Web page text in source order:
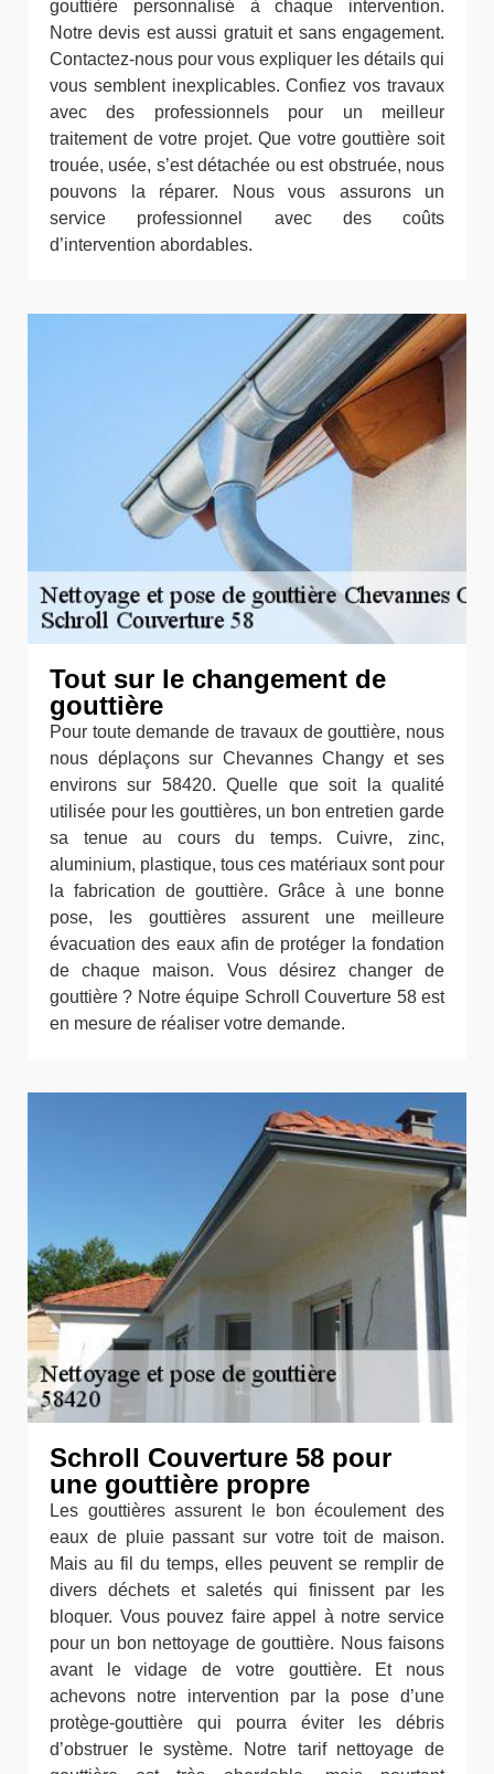
gouttière personnalisé à chaque intervention.
Notre devis est aussi gratuit et sans engagement.
Contactez-nous pour vous expliquer les détails qui
vous semblent inexplicables. Confiez vos travaux
avec des professionnels pour un meilleur
traitement de votre projet. Que votre gouttière soit
trouée, usée, s’est détachée ou est obstruée, nous
pouvons la réparer. Nous vous assurons un
service professionnel avec des coûts
d’intervention abordables.
Tout sur le changement de
gouttière
Pour toute demande de travaux de gouttière, nous
nous déplaçons sur Chevannes Changy et ses
environs sur 58420. Quelle que soit la qualité
utilisée pour les gouttières, un bon entretien garde
sa tenue au cours du temps. Cuivre, zinc,
aluminium, plastique, tous ces matériaux sont pour
la fabrication de gouttière. Grâce à une bonne
pose, les gouttières assurent une meilleure
évacuation des eaux afin de protéger la fondation
de chaque maison. Vous désirez changer de
gouttière ? Notre équipe Schroll Couverture 58 est
en mesure de réaliser votre demande.
Schroll Couverture 58 pour
une gouttière propre
Les gouttières assurent le bon écoulement des
eaux de pluie passant sur votre toit de maison.
Mais au fil du temps, elles peuvent se remplir de
divers déchets et saletés qui finissent par les
bloquer. Vous pouvez faire appel à notre service
pour un bon nettoyage de gouttière. Nous faisons
avant le vidage de votre gouttière. Et nous
achevons notre intervention par la pose d’une
protège-gouttière qui pourra éviter les débris
d’obstruer le système. Notre tarif nettoyage de